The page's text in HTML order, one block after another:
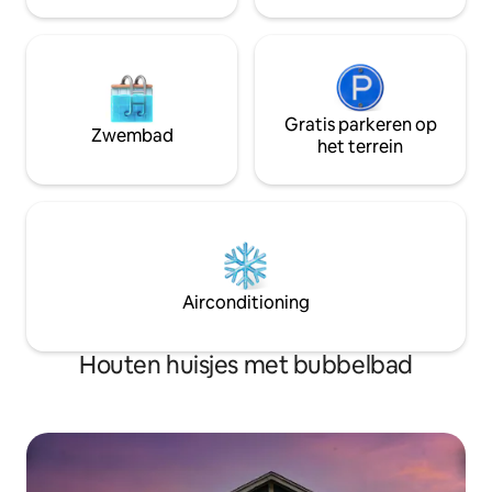
Zwembad
Gratis parkeren op
het terrein
Airconditioning
Houten huisjes met bubbelbad